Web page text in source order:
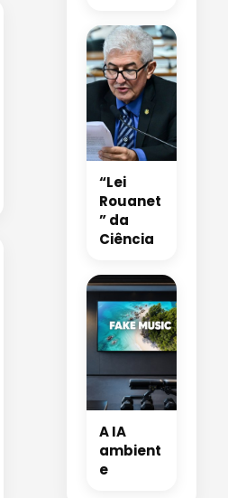
“Lei
Rouanet
” da
Ciência
A IA
ambient
e